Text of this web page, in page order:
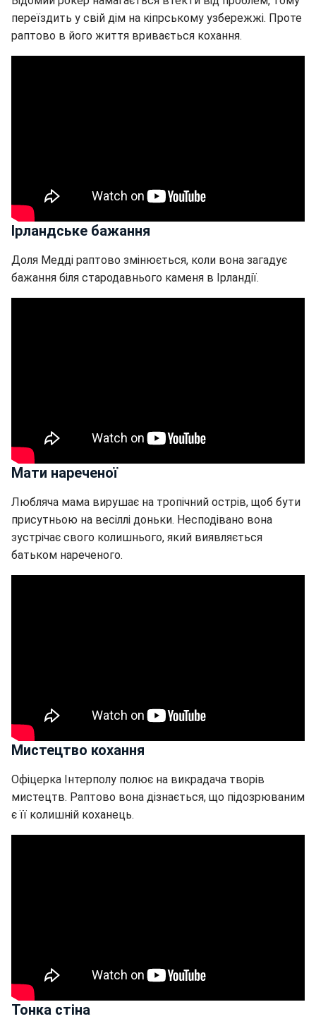
переїздить у свій дім на кіпрському узбережжі. Проте
раптово в його життя вривається кохання.
Ірландське бажання
Доля Медді раптово змінюється, коли вона загадує
бажання біля стародавнього каменя в Ірландії.
Мати нареченої
Любляча мама вирушає на тропічний острів, щоб бути
присутньою на весіллі доньки. Несподівано вона
зустрічає свого колишнього, який виявляється
батьком нареченого.
Мистецтво кохання
Офіцерка Інтерполу полює на викрадача творів
мистецтв. Раптово вона дізнається, що підозрюваним
є її колишній коханець.
Тонка стіна